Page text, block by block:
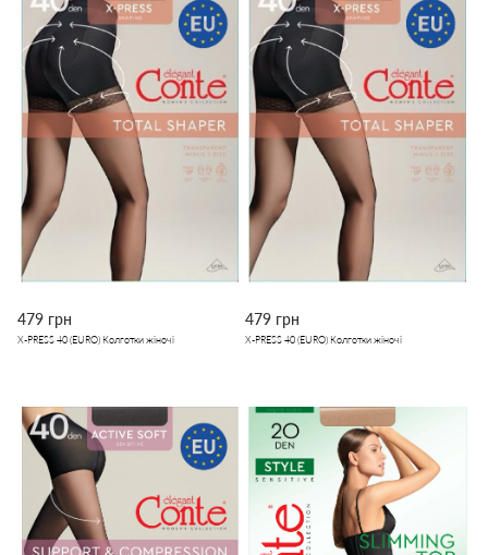
479 грн
X-PRESS 40 (EURO) Колготки жіночі
479 грн
X-PRESS 40 (EURO) Колготки жіночі